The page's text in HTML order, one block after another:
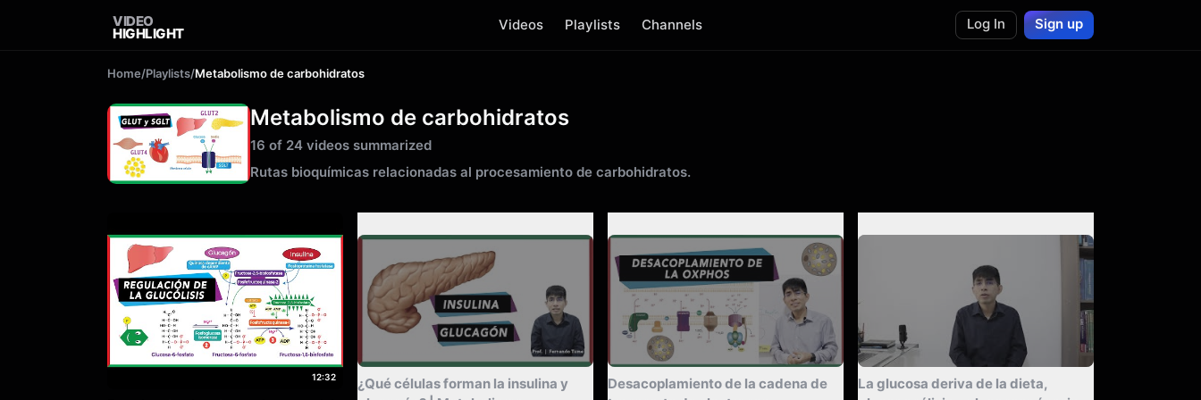
VIDEO
HIGHLIGHT
Videos Playlists Channels Log In Sign up
Home/Playlists/Metabolismo de carbohidratos
Metabolismo de carbohidratos
16 of 24 videos summarized
Rutas bioquímicas relacionadas al procesamiento de carbohidratos.
12:32 Summarize
¿Qué células forman la insulina y
Summarize
Desacoplamiento de la cadena de
Summarize
La glucosa deriva de la dieta,